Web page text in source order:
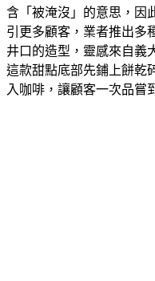
引更多顧客，業者推出多
井口的造型，靈感來自義
這款甜點底部先鋪上餅乾
入咖啡，讓顧客一次品嘗